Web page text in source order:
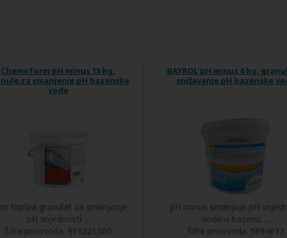
Chemoform pH minus 15 kg,
za smanjenje pH bazenske
vode
topljivi granulat za smanjenje
pH vrijednosti ...
Šifra proizvoda: 911221500
BAYROL pH minus 6 kg,
snižavanje pH bazenske
pH minus smanjuje pH
vode u bazenu. ...
Šifra proizvoda: 5694011